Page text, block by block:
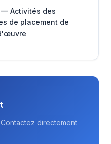
— Activités des
de placement de
directement